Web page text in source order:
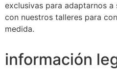
exclusivas para adaptarnos
con nuestros talleres para
medida.
información